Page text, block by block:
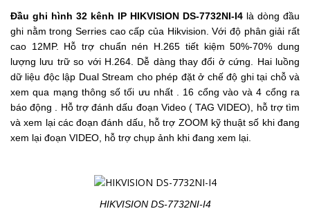
Đầu ghi hình 32 kênh IP HIKVISION DS-7732NI-I4 là dòng đầu
ghi nằm trong Serries cao cấp của Hikvision. Với độ phân giải rất
cao 12MP. Hỗ trợ chuẩn nén H.265 tiết kiệm 50%-70% dung
lượng lưu trữ so với H.264. Dễ dàng thay đổi ở cứng. Hai luồng
dữ liệu độc lập Dual Stream cho phép đặt ở chế độ ghi tại chỗ và
xem qua mạng thông số tối ưu nhất . 16 cổng vào và 4 cổng ra
báo động . Hỗ trợ đánh dấu đoạn Video ( TAG VIDEO), hỗ trợ tìm
và xem lại các đoạn đánh dấu, hỗ trợ ZOOM kỹ thuật số khi đang
xem lại đoạn VIDEO, hỗ trợ chụp ảnh khi đang xem lại.
HIKVISION DS-7732NI-I4